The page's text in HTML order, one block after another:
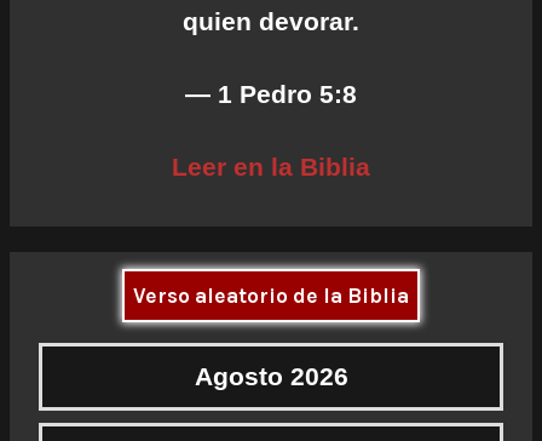
quien devorar.
— 1 Pedro 5:8
Leer en la Biblia
Verso aleatorio de la Biblia
Agosto 2026